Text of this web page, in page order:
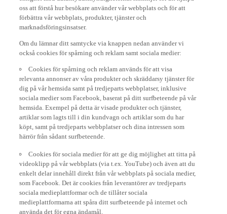
oss att förstå hur besökare använder vår webbplats och för att
förbättra vår webbplats, produkter, tjänster och
marknadsföringsinsatser.
Om du lämnar ditt samtycke via knappen nedan använder vi
också cookies för spårning och reklam samt sociala medier:
Cookies för spårning och reklam används för att visa
relevanta annonser av våra produkter och skräddarsy tjänster för
dig på vår hemsida samt på tredjeparts webbplatser, inklusive
sociala medier som Facebook, baserat på ditt surfbeteende på vår
hemsida. Exempel på detta är visade produkter och tjänster,
artiklar som lagts till i din kundvagn och artiklar som du har
köpt, samt på tredjeparts webbplatser och dina intressen som
härrör från sådant surfbeteende.
Cookies för sociala medier för att ge dig möjlighet att titta på
videoklipp på vår webbplats (via t.ex. YouTube) och även att du
enkelt delar innehåll direkt från vår webbplats på sociala medier,
som Facebook. Det är cookies från leverantörer av tredjeparts
sociala medieplattformar och de tillåter sociala
medieplattformarna att spåra ditt surfbeteende på internet och
använda det för egna ändamål.